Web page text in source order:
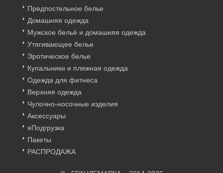
Предпостельное белье
Домашняя одежда
Мужское бельё и домашняя одежда
Утягивающее белье
Эротическое белье
Купальники и пляжная одежда
Одежда для фитнеса
Верхняя одежда
Чулочно-носочные изделия
Аксессуары
яПодгрузка
Пакеты
РАСПРОДАЖА